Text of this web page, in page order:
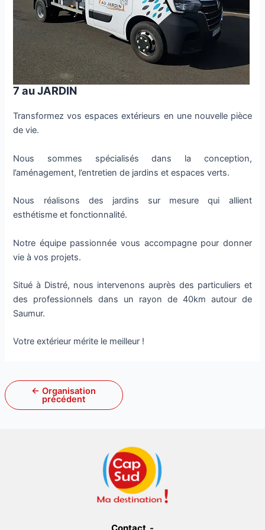
7 au JARDIN
Transformez vos espaces extérieurs en une nouvelle pièce
de vie.
Nous sommes spécialisés dans la conception,
l’aménagement, l’entretien de jardins et espaces verts.
Nous réalisons des jardins sur mesure qui allient
esthétisme et fonctionnalité.
Notre équipe passionnée vous accompagne pour donner
vie à vos projets.
Situé à Distré, nous intervenons auprès des particuliers et
des professionnels dans un rayon de 40km autour de
Saumur.
Votre extérieur mérite le meilleur !
← Organisation
précédent